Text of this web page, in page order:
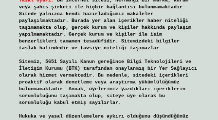
veya şahıs şirketi ile hiçbir bağlantısı bulunmamaktadır.
Sitede yalnızca kendi hazırladığımız makaleler
paylaşılmaktadır. Burada yer alan içerikler haber niteliği
taşımamakta olup, gerçek kurum ve kişiler hakkında paylaşım
yapılmamaktadır. Gerçek kurum ve kişiler ile isim
benzerlikleri tamamen tesadüfidir. Sitemizdeki bilgiler
taslak halindedir ve tavsiye niteliği taşımazlar.
Sitemiz, 5651 Sayılı Kanun gereğince Bilgi Teknolojileri ve
İletişim Kurumu (BTK) tarafından onaylanmış bir Yer Sağlayıcı
olarak hizmet vermektedir. Bu nedenle, sitedeki içerikleri
proaktif olarak denetleme veya araştırma yükümlülüğümüz
bulunmamaktadır. Ancak, üyelerimiz yazdıkları içeriklerin
sorumluluğunu taşımakta olup, siteye üye olarak bu
sorumluluğu kabul etmiş sayılırlar.
Hukuka ve yasal düzenlemelere aykırı olduğunu düşündüğünüz